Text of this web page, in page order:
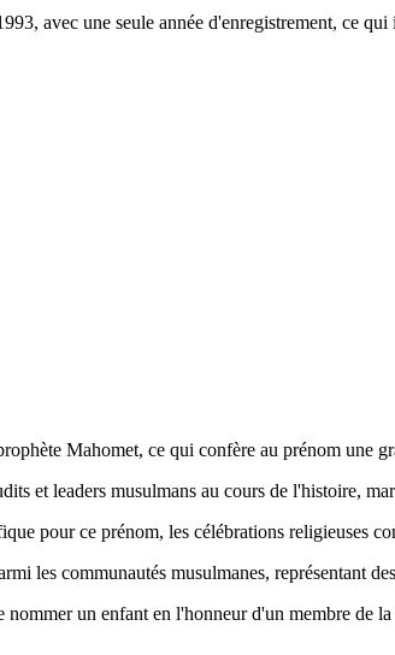
avec une seule année d'enregistrement, ce
Mahomet, ce qui confère au prénom une
et leaders musulmans au cours de l'histoire,
pour ce prénom, les célébrations religieuses
les communautés musulmanes, représentant
un enfant en l'honneur d'un membre